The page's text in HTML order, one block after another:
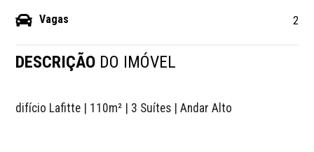
Vagas 2
DESCRIÇÃO DO IMÓVEL
difício Lafitte | 110m² | 3 Suítes | Andar Alto